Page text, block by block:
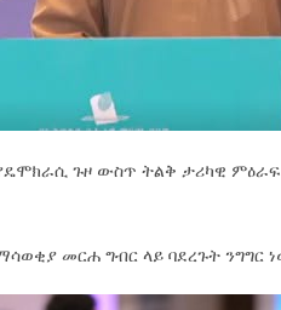
ጉዞ ውስጥ ትልቅ ታሪካዊ ምዕራፍ
መርሐ ግብር ላይ ባደረጉት ንግግር